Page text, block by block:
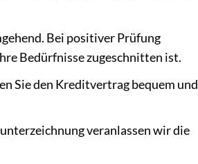
Bei positiver Prüfung
Bedürfnisse zugeschnitten ist.
Sie den Kreditvertrag bequem und
veranlassen wir die